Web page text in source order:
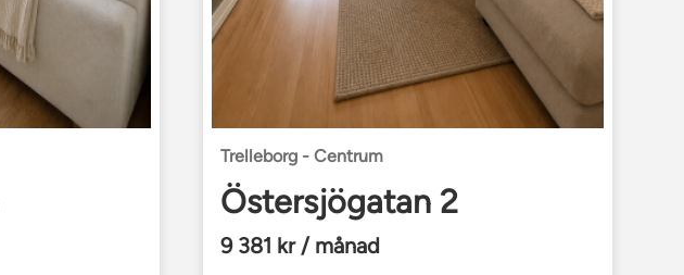
Trelleborg - Centrum
Östersjögatan 2
9 381 kr / månad